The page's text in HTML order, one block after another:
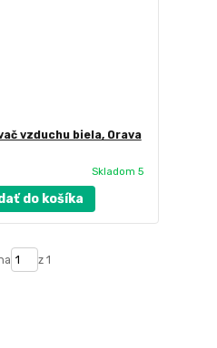
vzduchu biela, Orava
Skladom 5
do košíka
z 1